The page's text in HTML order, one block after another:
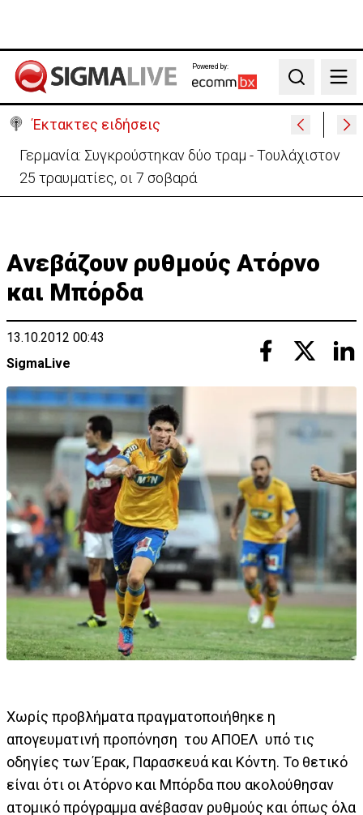
Powered by:
Search
Έκτακτες ειδήσεις
Γερμανία: Συγκρούστηκαν δύο τραμ - Τουλάχιστον
25 τραυματίες, οι 7 σοβαρά
Aνεβάζουν ρυθμούς Ατόρνο
και Μπόρδα
13.10.2012 00:43
SigmaLive
Xωρίς προβλήματα πραγματοποιήθηκε η
απογευματινή προπόνηση του ΑΠΟΕΛ υπό τις
οδηγίες των Έρακ, Παρασκευά και Κόντη. Το θετικό
είναι ότι οι Ατόρνο και Μπόρδα που ακολούθησαν
ατομικό πρόγραμμα ανέβασαν ρυθμούς και όπως όλα